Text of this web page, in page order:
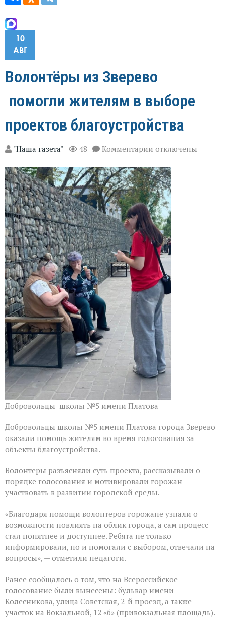
10
АВГ
Волонтёры из Зверево
помогли жителям в выборе
проектов благоустройства
"Наша газета" 48 Комментарии к
записи
Волонтёры
из
Зверево
помогли
жителям
в
выборе
проектов
благоустройства
отключены
Добровольцы школы №5 имени Платова
Добровольцы школы №5 имени Платова города Зверево
оказали помощь жителям во время голосования за
объекты благоустройства.
Волонтеры разъясняли суть проекта, рассказывали о
порядке голосования и мотивировали горожан
участвовать в развитии городской среды.
«Благодаря помощи волонтеров горожане узнали о
возможности повлиять на облик города, а сам процесс
стал понятнее и доступнее. Ребята не только
информировали, но и помогали с выбором, отвечали на
вопросы», — отметили педагоги.
Ранее сообщалось о том, что на Всероссийское
голосование были вынесены: бульвар имени
Колесникова, улица Советская, 2-й проезд, а также
участок на Вокзальной, 12 «б» (привокзальная площадь).